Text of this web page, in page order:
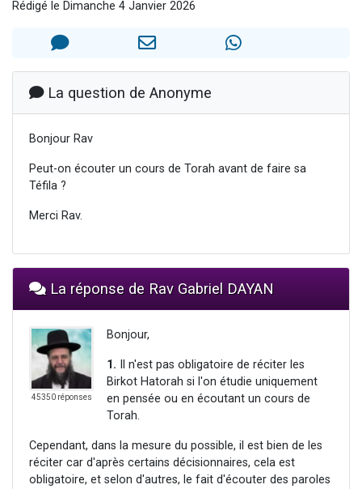
4 personnes viennent de faire un don pour Reloger Rivka, 6 enfants, victime de violences...
3 nouvelles musiques dans Torah-Box Music
Rédigé le Dimanche 4 Janvier 2026
La question de Anonyme
Bonjour Rav
Peut-on écouter un cours de Torah avant de faire sa
Téfila ?
Merci Rav.
La réponse de Rav Gabriel DAYAN
45350 réponses
Bonjour,
1. Il n'est pas obligatoire de réciter les
Birkot Hatorah si l'on étudie uniquement
en pensée ou en écoutant un cours de
Torah.
Cependant, dans la mesure du possible, il est bien de les
réciter car d'après certains décisionnaires, cela est
obligatoire, et selon d'autres, le fait d'écouter des paroles